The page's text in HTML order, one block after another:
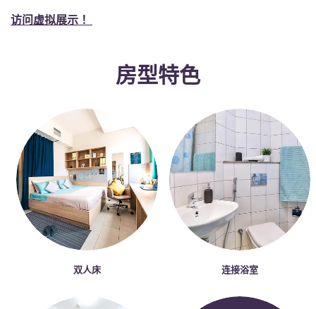
访问虚拟展示 ！
房型特色
双人床 连接浴室